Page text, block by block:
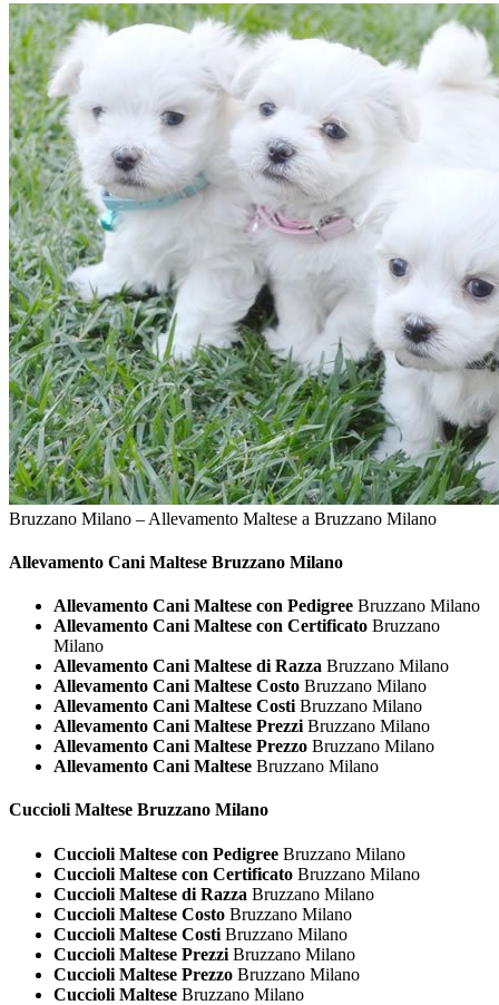
Bruzzano Milano – Allevamento Maltese a Bruzzano Milano
Allevamento Cani Maltese Bruzzano Milano
Allevamento Cani Maltese con Pedigree Bruzzano Milano
Allevamento Cani Maltese con Certificato Bruzzano
Milano
Allevamento Cani Maltese di Razza Bruzzano Milano
Allevamento Cani Maltese Costo Bruzzano Milano
Allevamento Cani Maltese Costi Bruzzano Milano
Allevamento Cani Maltese Prezzi Bruzzano Milano
Allevamento Cani Maltese Prezzo Bruzzano Milano
Allevamento Cani Maltese Bruzzano Milano
Cuccioli Maltese Bruzzano Milano
Cuccioli Maltese con Pedigree Bruzzano Milano
Cuccioli Maltese con Certificato Bruzzano Milano
Cuccioli Maltese di Razza Bruzzano Milano
Cuccioli Maltese Costo Bruzzano Milano
Cuccioli Maltese Costi Bruzzano Milano
Cuccioli Maltese Prezzi Bruzzano Milano
Cuccioli Maltese Prezzo Bruzzano Milano
Cuccioli Maltese Bruzzano Milano